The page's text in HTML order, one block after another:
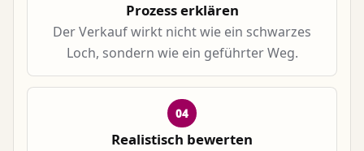
Prozess erklären
Der Verkauf wirkt nicht wie ein schwarzes
Loch, sondern wie ein geführter Weg.
04
Realistisch bewerten